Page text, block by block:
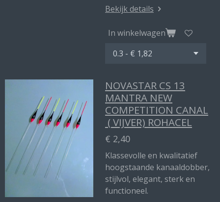
Bekijk details
In winkelwagen
NOVASTAR CS 13
MANTRA NEW
COMPETITION CANAL
( VIJVER) ROHACEL
€ 2,40
Klassevolle en kwalitatief
hoogstaande kanaaldobber,
stijlvol, elegant, sterk en
functioneel.